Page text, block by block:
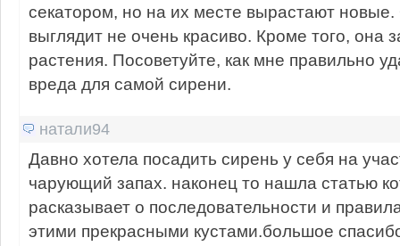
секатором, но на их месте вырастают новые.
выглядит не очень красиво. Кроме того, она
растения. Посоветуйте, как мне правильно
вреда для самой сирени.
натали94
Давно хотела посадить сирень у себя на
чарующий запах. наконец то нашла статью
расказывает о последовательности и
этими прекрасными кустами.большое